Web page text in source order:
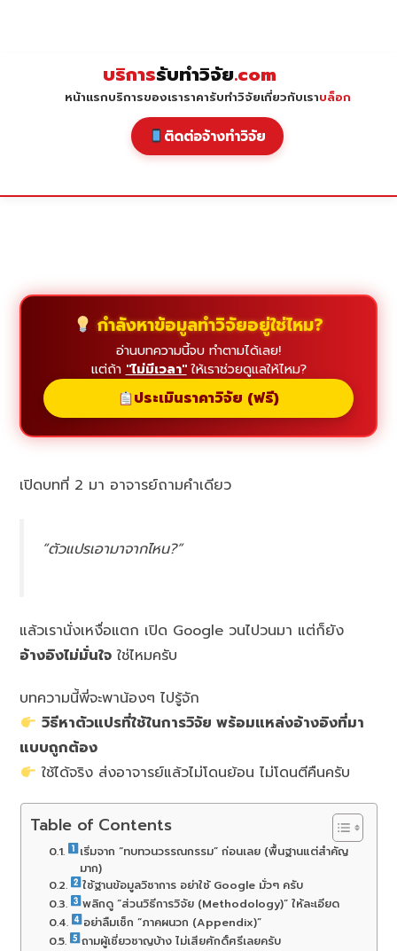
บริการรับทำวิจัย.com
หน้าแรกบริการของเราราคารับทำวิจัยเกี่ยวกับเราบล็อก
ติดต่อจ้างทำวิจัย
กำลังหาข้อมูลทำวิจัยอยู่ใช่ไหม?
อ่านบทความนี้จบ ทำตามได้เลย!
แต่ถ้า "ไม่มีเวลา"ให้เราช่วยดูแลให้ไหม?
ประเมินราคาวิจัย (ฟรี)
เปิดบทที่ 2 มา อาจารย์ถามคำเดียว
“ตัวแปรเอามาจากไหน?”
แล้วเรานั่งเหงื่อแตก เปิด Google วนไปวนมา แต่ก็ยัง
อ้างอิงไม่มั่นใจ ใช่ไหมครับ
บทความนี้พี่จะพาน้องๆ ไปรู้จัก
วิธีหาตัวแปรที่ใช้ในการวิจัย พร้อมแหล่งอ้างอิงที่มา
แบบถูกต้อง
ใช้ได้จริง ส่งอาจารย์แล้วไม่โดนย้อน ไม่โดนตีคืนครับ
Table of Contents
เริ่มจาก “ทบทวนวรรณกรรม” ก่อนเลย (พื้นฐานแต่สำคัญ
มาก)
ใช้ฐานข้อมูลวิชาการ อย่าใช้ Google มั่วๆ ครับ
พลิกดู “ส่วนวิธีการวิจัย (Methodology)” ให้ละเอียด
อย่าลืมเช็ก “ภาคผนวก (Appendix)”
ถามผู้เชี่ยวชาญบ้าง ไม่เสียศักดิ์ศรีเลยครับ